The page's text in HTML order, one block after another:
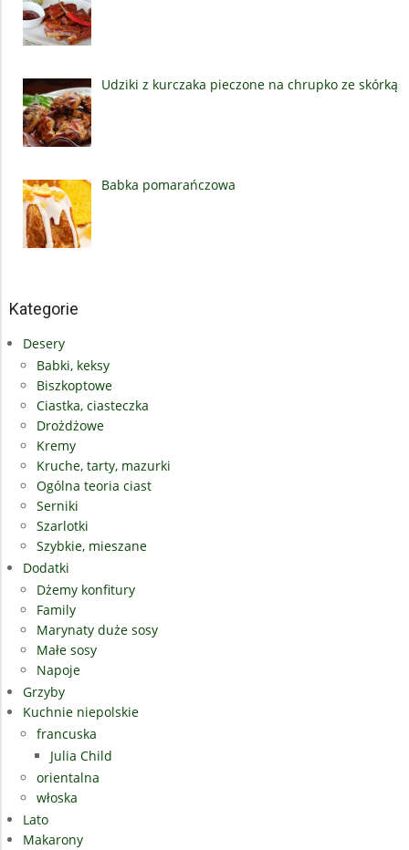
Udziki z kurczaka pieczone na chrupko ze skórką
Babka pomarańczowa
Kategorie
Desery
Babki, keksy
Biszkoptowe
Ciastka, ciasteczka
Drożdżowe
Kremy
Kruche, tarty, mazurki
Ogólna teoria ciast
Serniki
Szarlotki
Szybkie, mieszane
Dodatki
Dżemy konfitury
Family
Marynaty duże sosy
Małe sosy
Napoje
Grzyby
Kuchnie niepolskie
francuska
Julia Child
orientalna
włoska
Lato
Makarony